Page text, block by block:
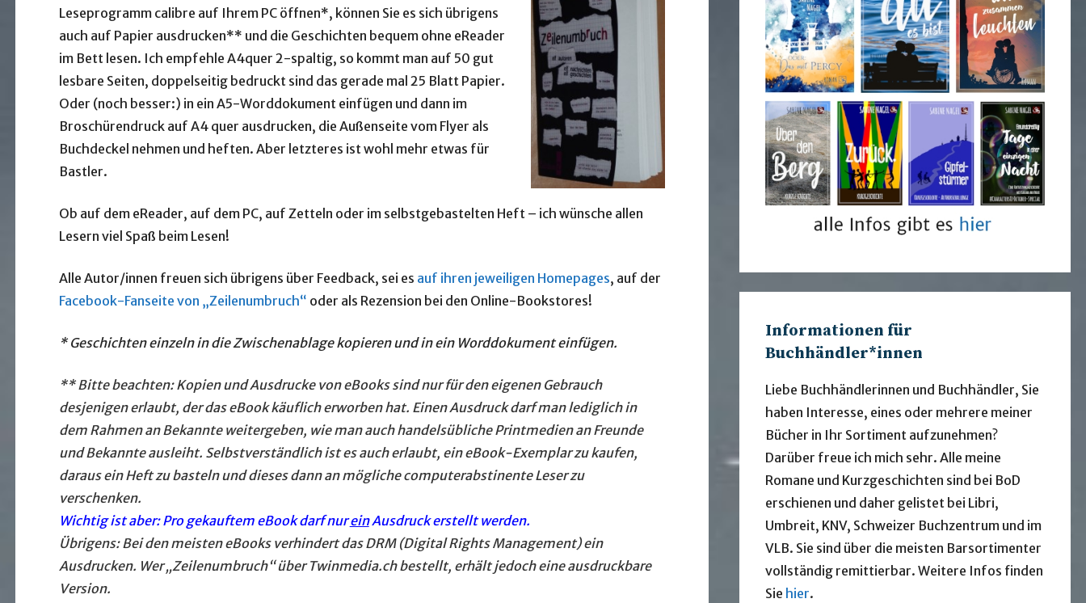
Leseprogramm calibre auf Ihrem PC öffnen*, können Sie es sich übrigens
auch auf Papier ausdrucken** und die Geschichten bequem ohne eReader
im Bett lesen. Ich empfehle A4quer 2-spaltig, so kommt man auf 50 gut
lesbare Seiten, doppelseitig bedruckt sind das gerade mal 25 Blatt Papier.
Oder (noch besser:) in ein A5-Worddokument einfügen und dann im
Broschürendruck auf A4 quer ausdrucken, die Außenseite vom Flyer als
Buchdeckel nehmen und heften. Aber letzteres ist wohl mehr etwas für
Bastler.
Ob auf dem eReader, auf dem PC, auf Zetteln oder im selbstgebastelten Heft – ich wünsche allen
Lesern viel Spaß beim Lesen!
Alle Autor/innen freuen sich übrigens über Feedback, sei es auf ihren jeweiligen Homepages, auf der
Facebook-Fanseite von „Zeilenumbruch“ oder als Rezension bei den Online-Bookstores!
*Geschichten einzeln in die Zwischenablage kopieren und in ein Worddokument einfügen.
** Bitte beachten: Kopien und Ausdrucke von eBooks sind nur für den eigenen Gebrauch
desjenigen erlaubt, der das eBook käuflich erworben hat. Einen Ausdruck darf man lediglich in
dem Rahmen an Bekannte weitergeben, wie man auch handelsübliche Printmedien an Freunde
und Bekannte ausleiht. Selbstverständlich ist es auch erlaubt, ein eBook-Exemplar zu kaufen,
daraus ein Heft zu basteln und dieses dann anmöglichecomputerabstinente Leser zu
verschenken.
Wichtig ist aber: Pro gekauftem eBook darf nureinAusdruck erstellt werden.
Übrigens: Bei den meisten eBooks verhindert das DRM (Digital Rights Management) ein
Ausdrucken. Wer „Zeilenumbruch“ über Twinmedia.ch bestellt, erhält jedoch eine ausdruckbare
Version.
Informationen für
Buchhändler*innen
Liebe Buchhändlerinnen und Buchhändler, Sie
haben Interesse, eines oder mehrere meiner
Bücher in Ihr Sortiment aufzunehmen?
Darüber freue ich mich sehr. Alle meine
Romane und Kurzgeschichten sind bei BoD
erschienen und daher gelistet bei Libri,
Umbreit, KNV, Schweizer Buchzentrum und im
VLB. Sie sind über die meisten Barsortimenter
vollständig remittierbar. Weitere Infos finden
Sie hier.